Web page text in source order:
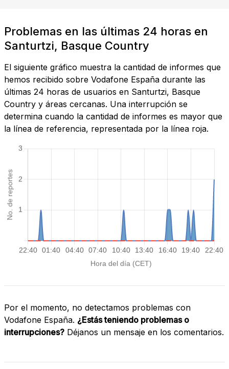
Problemas en las últimas 24 horas en
Santurtzi, Basque Country
El siguiente gráfico muestra la cantidad de informes que
hemos recibido sobre Vodafone España durante las
últimas 24 horas de usuarios en Santurtzi, Basque
Country y áreas cercanas. Una interrupción se
determina cuando la cantidad de informes es mayor que
la línea de referencia, representada por la línea roja.
Por el momento, no detectamos problemas con
Vodafone España. ¿Estás teniendo problemas o
interrupciones? Déjanos un mensaje en los comentarios.